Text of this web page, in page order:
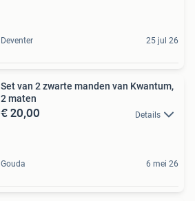
Deventer 25 jul 26
Set van 2 zwarte manden van Kwantum,
2 maten
€ 20,00 Details
Gouda 6 mei 26